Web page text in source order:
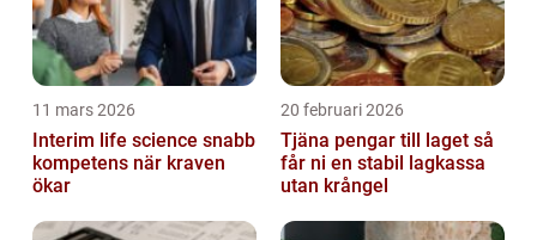
11 mars 2026
Interim life science snabb
kompetens när kraven
ökar
20 februari 2026
Tjäna pengar till laget så
får ni en stabil lagkassa
utan krångel